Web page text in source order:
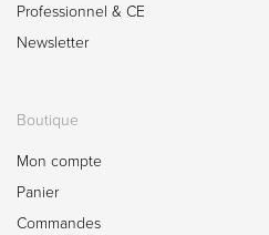
Professionnel & CE
Newsletter
Boutique
Mon compte
Panier
Commandes